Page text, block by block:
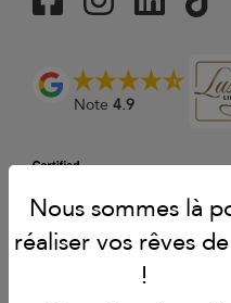
Note 4.9